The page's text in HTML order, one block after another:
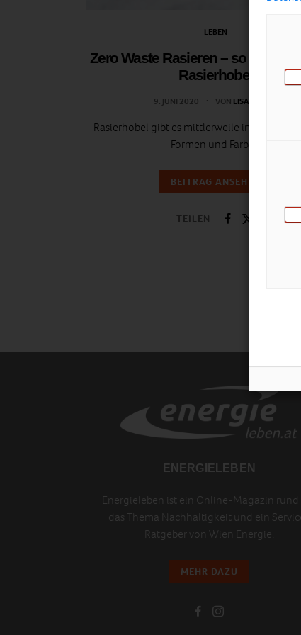
LEBEN
Zero Waste Rasieren – so
Rasierhobel
9. JUNI 2020 VON LISA RADDA
Rasierhobel gibt es mittlerweile in
Formen und Farben
BEITRAG ANSEHEN
TEILEN
ENERGIELEBEN
Energieleben ist ein Online-Magazin rund
das Thema Nachhaltigkeit und ein
Ratgeber von Wien Energie.
MEHR DAZU